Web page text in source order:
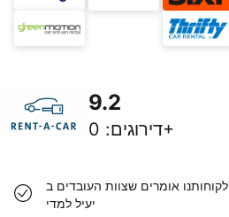
9.2
דירוגים: 0+
לקוחותנו אומרים שצוות העובדים בVWFS Rent a Car Belfast היה
יעיל למדי